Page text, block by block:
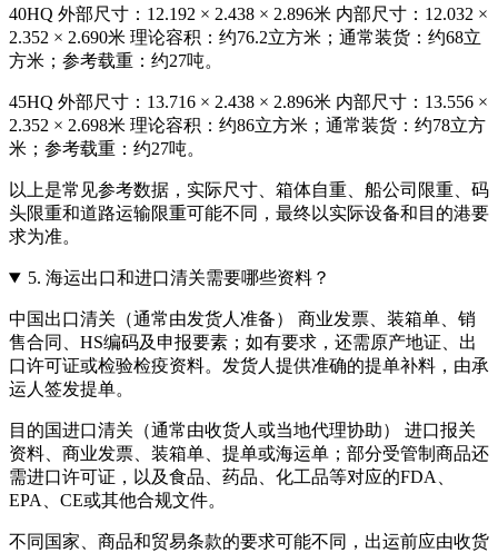
40HQ 外部尺寸：12.192 × 2.438 × 2.896米 内部尺寸：12.032 ×
2.352 × 2.690米 理论容积：约76.2立方米；通常装货：约68立
方米；参考载重：约27吨。
45HQ 外部尺寸：13.716 × 2.438 × 2.896米 内部尺寸：13.556 ×
2.352 × 2.698米 理论容积：约86立方米；通常装货：约78立方
米；参考载重：约27吨。
以上是常见参考数据，实际尺寸、箱体自重、船公司限重、码
头限重和道路运输限重可能不同，最终以实际设备和目的港要
求为准。
5. 海运出口和进口清关需要哪些资料？
中国出口清关（通常由发货人准备） 商业发票、装箱单、销
售合同、HS编码及申报要素；如有要求，还需原产地证、出
口许可证或检验检疫资料。发货人提供准确的提单补料，由承
运人签发提单。
目的国进口清关（通常由收货人或当地代理协助） 进口报关
资料、商业发票、装箱单、提单或海运单；部分受管制商品还
需进口许可证，以及食品、药品、化工品等对应的FDA、
EPA、CE或其他合规文件。
不同国家、商品和贸易条款的要求可能不同，出运前应由收货